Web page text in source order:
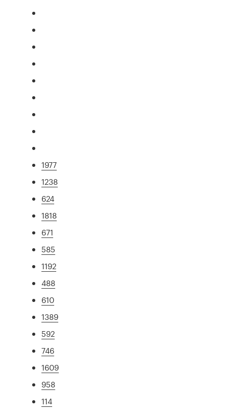
1977
1238
624
1818
671
585
1192
488
610
1389
592
746
1609
958
114